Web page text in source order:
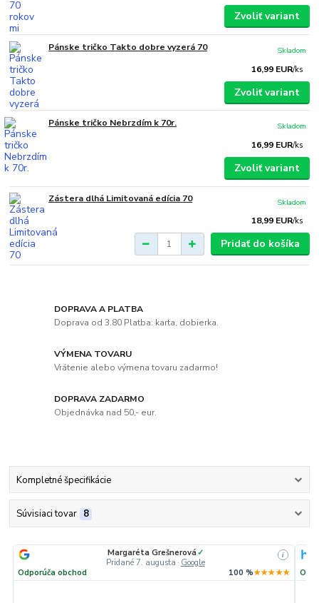
Zvoliť variant
Pánske tričko Takto dobre vyzerá 70
16,99 EUR/ks
Skladom
Zvoliť variant
Pánske tričko Nebrzdím k 70r.
16,99 EUR/ks
Skladom
Zvoliť variant
Zástera dlhá Limitovaná edícia 70
18,99 EUR/ks
Skladom
Pridať do košíka
DOPRAVA A PLATBA
Doprava od 3.80 Platba: karta, dobierka.
VÝMENA TOVARU
Vrátenie alebo výmena tovaru zadarmo!
DOPRAVA ZADARMO
Objednávka nad 50,- eur.
Kompletné špecifikácie
Súvisiaci tovar 8
Margaréta Grešnerová ✓
Pridané 7. augusta · Google
i
Odporúča obchod 100 %★★★★★